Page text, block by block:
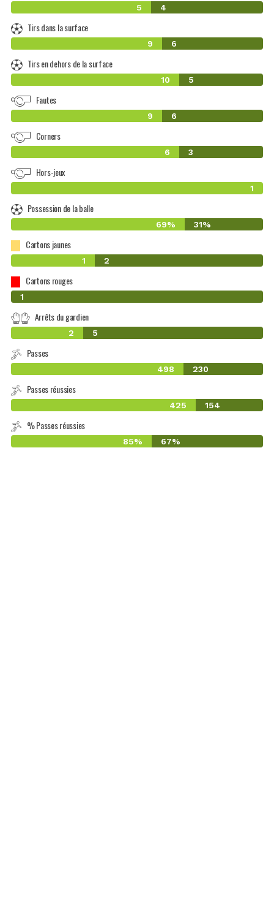
5 4
Tirs dans la surface
9 6
Tirs en dehors de la surface
10 5
Fautes
9 6
Corners
6 3
Hors-jeux
1
Possession de la balle
69% 31%
Cartons jaunes
1 2
Cartons rouges
0
1
Arrêts du gardien
2 5
Passes
498 230
Passes réussies
425 154
% Passes réussies
85% 67%